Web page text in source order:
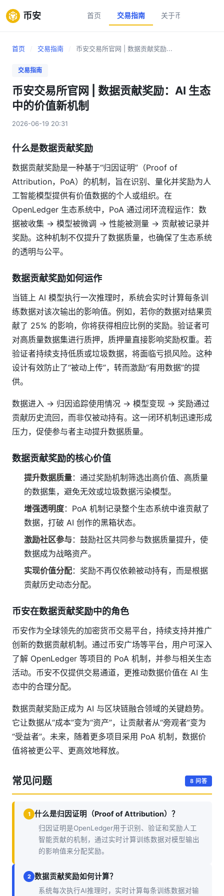
币安 首页 交易指南 关于币安
首页 交易指南 币安交易所官网 | 数据贡献奖励...
交易指南
币安交易所官网 | 数据贡献奖励：AI 生态
中的价值新机制
2026-06-19 20:31
什么是数据贡献奖励
数据贡献奖励是一种基于“归因证明”（Proof of
Attribution，PoA）的机制，旨在识别、量化并奖励为人
工智能模型提供有价值数据的个人或组织。在
OpenLedger 生态系统中，PoA 通过闭环流程运作：数
据被收集 → 模型被微调 → 性能被测量 → 贡献被记录并
奖励。这种机制不仅提升了数据质量，也确保了生态系统
的透明与公平。
数据贡献奖励如何运作
当链上 AI 模型执行一次推理时，系统会实时计算每条训
练数据对该次输出的影响值。例如，若你的数据对结果贡
献了 25% 的影响，你将获得相应比例的奖励。验证者可
对高质量数据集进行质押，质押量直接影响奖励权重。若
验证者持续支持低质或垃圾数据，将面临亏损风险。这种
设计有效防止了“被动上传”，转而激励“有用数据”的提
供。
数据进入 → 归因追踪使用情况 → 模型变现 → 奖励通过
贡献历史流回，而非仅被动持有。这一闭环机制迅速形成
压力，促使参与者主动提升数据质量。
数据贡献奖励的核心价值
提升数据质量：通过奖励机制筛选出高价值、高质量
的数据集，避免无效或垃圾数据污染模型。
增强透明度：PoA 机制记录整个生态系统中谁贡献了
数据，打破 AI 创作的黑箱状态。
激励社区参与 ：鼓励社区共同参与数据质量提升，使
数据成为战略资产。
实现价值分配：奖励不再仅依赖被动持有，而是根据
贡献历史动态分配。
币安在数据贡献奖励中的角色
币安作为全球领先的加密货币交易平台，持续支持并推广
创新的数据贡献机制。通过币安广场等平台，用户可深入
了解 OpenLedger 等项目的 PoA 机制，并参与相关生态
活动。币安不仅提供交易通道，更推动数据价值在 AI 生
态中的合理分配。
数据贡献奖励正成为 AI 与区块链融合领域的关键趋势。
它让数据从“成本”变为“资产”，让贡献者从“旁观者”变为
“受益者”。未来，随着更多项目采用 PoA 机制，数据价
值将被更公平、更高效地释放。
常见问题 8 问答
1 什么是归因证明（Proof of Attribution）？
归因证明是OpenLedger用于识别、验证和奖励人工
智能贡献的机制，通过实时计算训练数据对模型输出
的影响值来分配奖励。
2 数据贡献奖励如何计算？
系统每次执行AI推理时，实时计算每条训练数据对输